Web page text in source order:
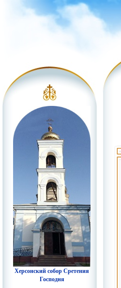
Херсонский собор Сретения
Господня